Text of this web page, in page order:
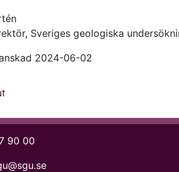
Sveriges geologiska
2024-06-02
90 00